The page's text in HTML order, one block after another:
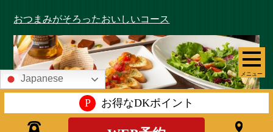
メニュー
おつまみがそろったおいしいコース
Japanese
P お得なDKポイント